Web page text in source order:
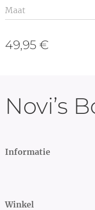
Maat
49,95 €
Novi’s
Informatie
Winkel